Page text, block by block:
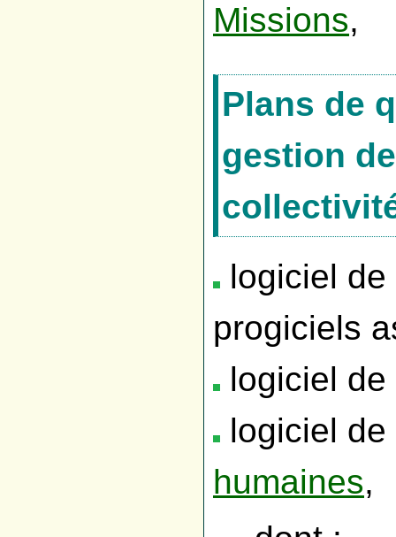
Missions,
Plans de
gestion
logiciel de
progiciels
logiciel de
logiciel
humaines,